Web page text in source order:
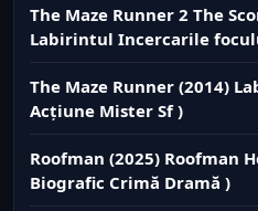
The Maze Runner 2 The
Labirintul Incercarile
The Maze Runner (2014)
Acțiune Mister Sf )
Roofman (2025) Roofman
Biografic Crimă Dramă )